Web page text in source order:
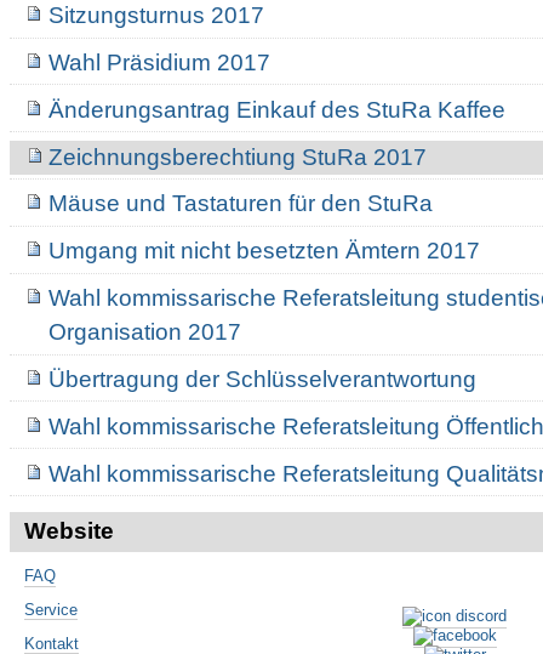
Sitzungsturnus 2017
Wahl Präsidium 2017
Änderungsantrag Einkauf des StuRa Kaffee
Zeichnungsberechtiung StuRa 2017
Mäuse und Tastaturen für den StuRa
Umgang mit nicht besetzten Ämtern 2017
Wahl kommissarische Referatsleitung
Organisation 2017
Übertragung der Schlüsselverantwortung
Wahl kommissarische Referatsleitung
Wahl kommissarische Referatsleitung
Website
FAQ
Service
Kontakt